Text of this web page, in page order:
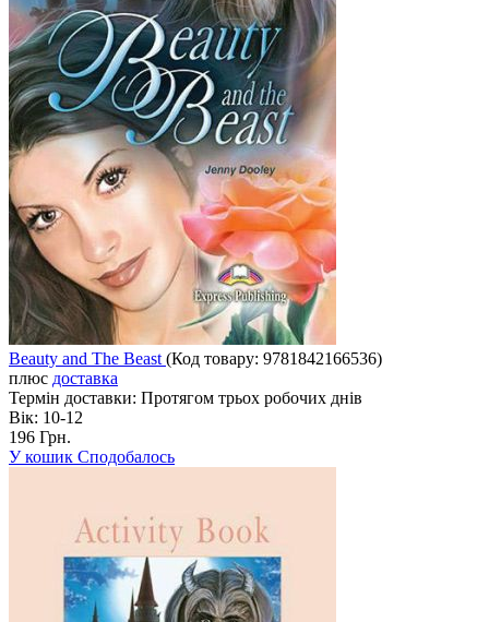
Beauty and The Beast (Код товару: 9781842166536)
плюс доставка
Термін доставки: Протягом трьох робочих днів
Вік: 10-12
196 Грн.
У кошик Сподобалось